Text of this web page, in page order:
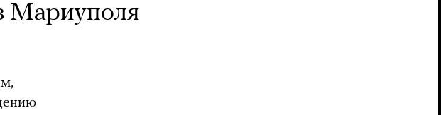
Мариуполя